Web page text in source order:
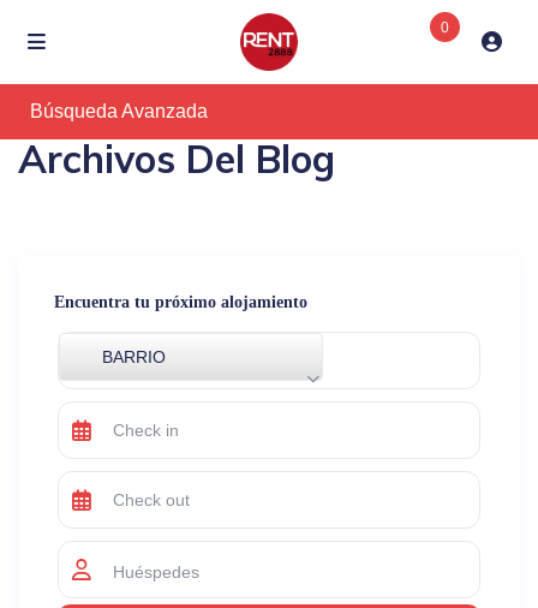
0
Búsqueda Avanzada
Archivos Del Blog
Encuentra tu próximo alojamiento
BARRIO
Huéspedes